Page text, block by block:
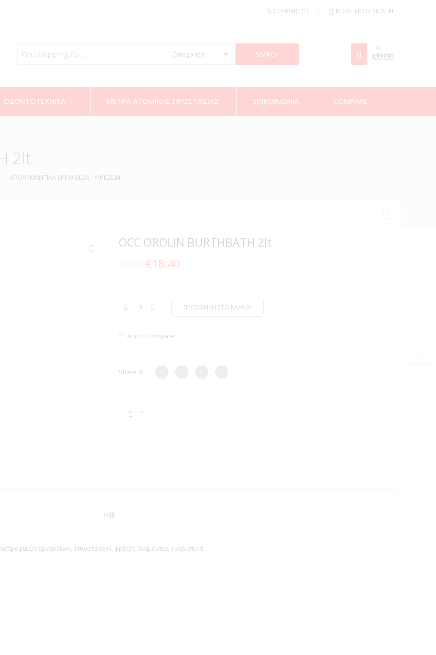
COMPARE 1 REGISTER OR SIGN IN
here
0
Items
€0.00
ΟΔΟΝΤΟΤΕΧΝΙΚΑ ΜΕΤΡΑ ΑΤΟΜΙΚΗΣ ΠΡΟΣΤΑΣΙΑΣ ΕΠΙΚΟΙΝΩΝΙΑ COMPARE
2lt
ΑΠΟΛΥΜΑΝΤΙΚΑ ΕΡΓΑΛΕΙΩΝ - ΦΡΕΖΩΝ
OCC OROLIN BURTHBATH 2lt
Original
€23.00.
€18.40
είναι:
ΠΡΟΣΘΗΚΗ ΣΤΟ ΚΑΛΑΘΙ
Add to Compare
Share it:
εργαλείων, όπως τροχοί, φρέζες, διαμάντια, γυαλιστικά.